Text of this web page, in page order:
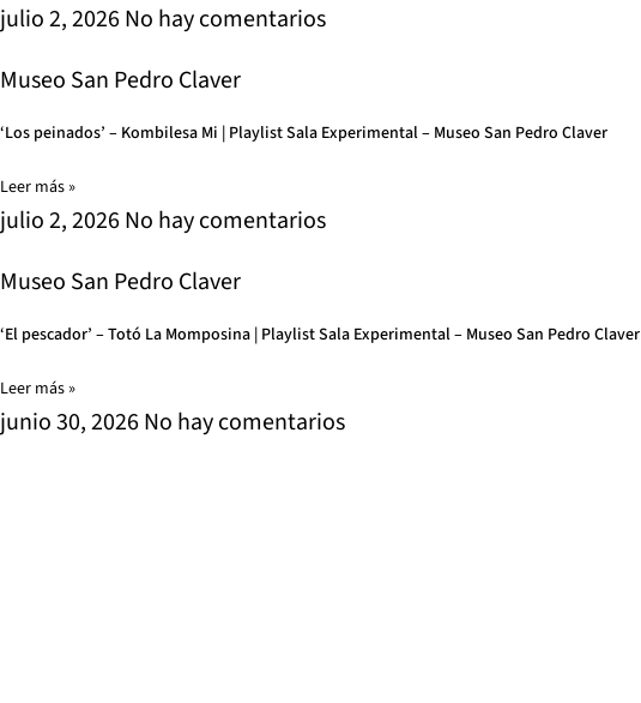
julio 2, 2026No hay comentarios
Museo San Pedro Claver
‘Los peinados’ – Kombilesa Mi | Playlist Sala Experimental – Museo San Pedro Claver
Leer más »
julio 2, 2026No hay comentarios
Museo San Pedro Claver
‘El pescador’ – Totó La Momposina | Playlist Sala Experimental – Museo San Pedro Claver
Leer más »
junio 30, 2026No hay comentarios